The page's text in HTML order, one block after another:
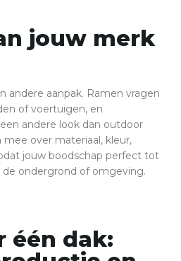
jouw merk
andere aanpak. Ramen vragen
of voertuigen, en
andere look dan outdoor
over materiaal, kleur,
jouw boodschap perfect tot
ondergrond of omgeving.
één dak: